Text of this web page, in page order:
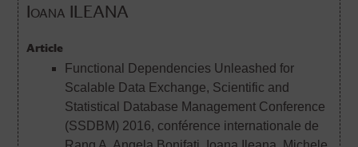
Ioana ILEANA
Article
Functional Dependencies Unleashed for
Scalable Data Exchange, Scientific and
Statistical Database Management Conference
(SSDBM) 2016, conférence internationale de